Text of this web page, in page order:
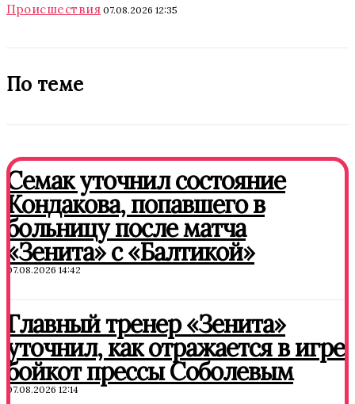
Происшествия 07.08.2026 12:35
По теме
Семак уточнил состояние
Кондакова, попавшего в
больницу после матча
«Зенита» с «Балтикой»
07.08.2026 14:42
Главный тренер «Зенита»
уточнил, как отражается в игре
бойкот прессы Соболевым
07.08.2026 12:14